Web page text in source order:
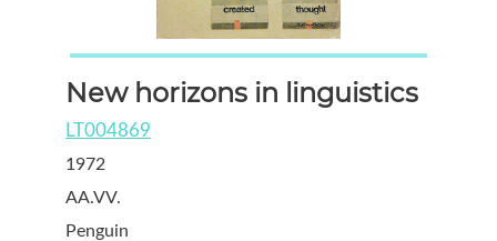
New horizons in linguistics
LT004869
1972
AA.VV.
Penguin